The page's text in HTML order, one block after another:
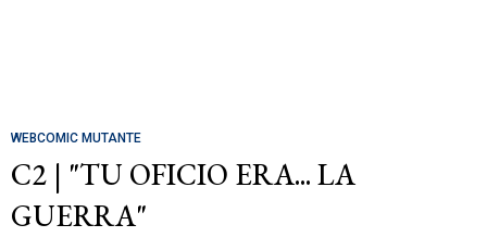
WEBCOMIC MUTANTE
C2 | "TU OFICIO ERA... LA
GUERRA"